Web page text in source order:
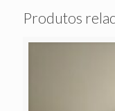
Produtos